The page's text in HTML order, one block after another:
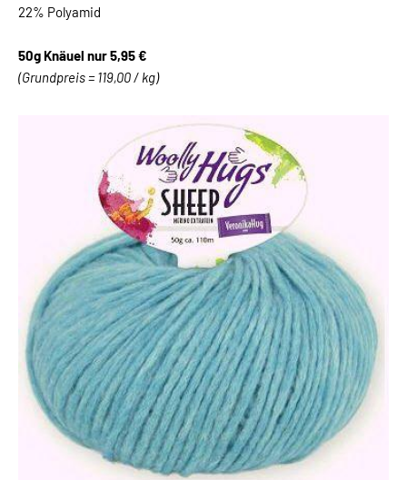
22% Polyamid
50g Knäuel nur 5,95 €
(Grundpreis = 119,00 / kg)